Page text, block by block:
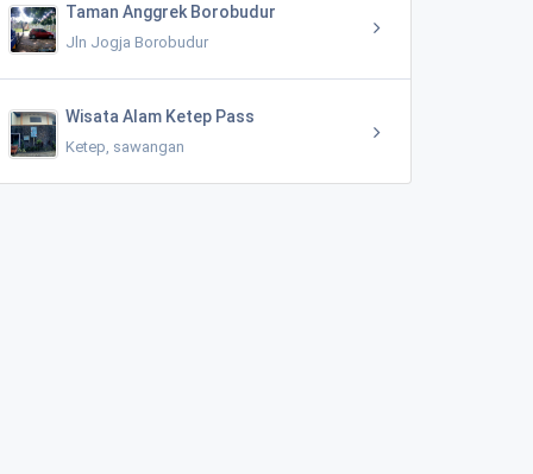
Taman Anggrek Borobudur
Jln Jogja Borobudur
Wisata Alam Ketep Pass
Ketep, sawangan